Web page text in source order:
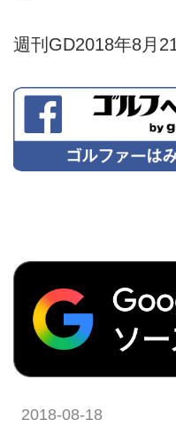
週刊GD2018年8月
2018-08-18